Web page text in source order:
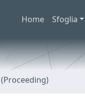
Home Sfoglia